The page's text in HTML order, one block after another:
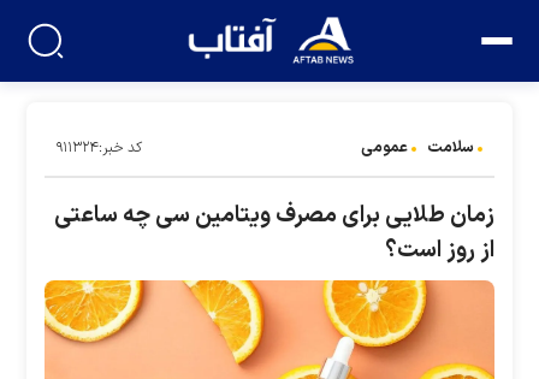
سلامت عمومی کد خبر:۹۱۱۳۲۴
زمان طلایی برای مصرف ویتامین سی چه ساعتی
از روز است؟